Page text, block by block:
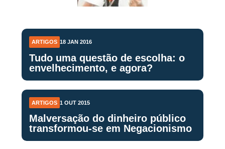
ARTIGOS 18 JAN 2016
Tudo uma questão de escolha: o
envelhecimento, e agora?
ARTIGOS 1 OUT 2015
Malversação do dinheiro público
transformou-se em Negacionismo